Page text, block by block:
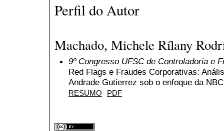
Perfil do Autor
Machado, Michele Rílany
9º Congresso UFSC de Controladoria e
Red Flags e Fraudes Corporativas:
Andrade Gutierrez sob o enfoque da
RESUMO PDF